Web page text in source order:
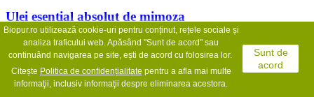
Ulei esential absolut de mimoza
98,06 lei 140,08 lei
Ulei esential de vanilie bio
Biopur.ro utilizează cookie-uri pentru conținut, rețele sociale și
analiza traficului web. Apăsând "Sunt de acord" sau
continuând navigarea pe site, ești de acord cu folosirea lor.
Citește Politica de confidențialitate pentru a afla mai multe
informaţii, inclusiv informaţii despre eliminarea acestora.
Sunt de
acord